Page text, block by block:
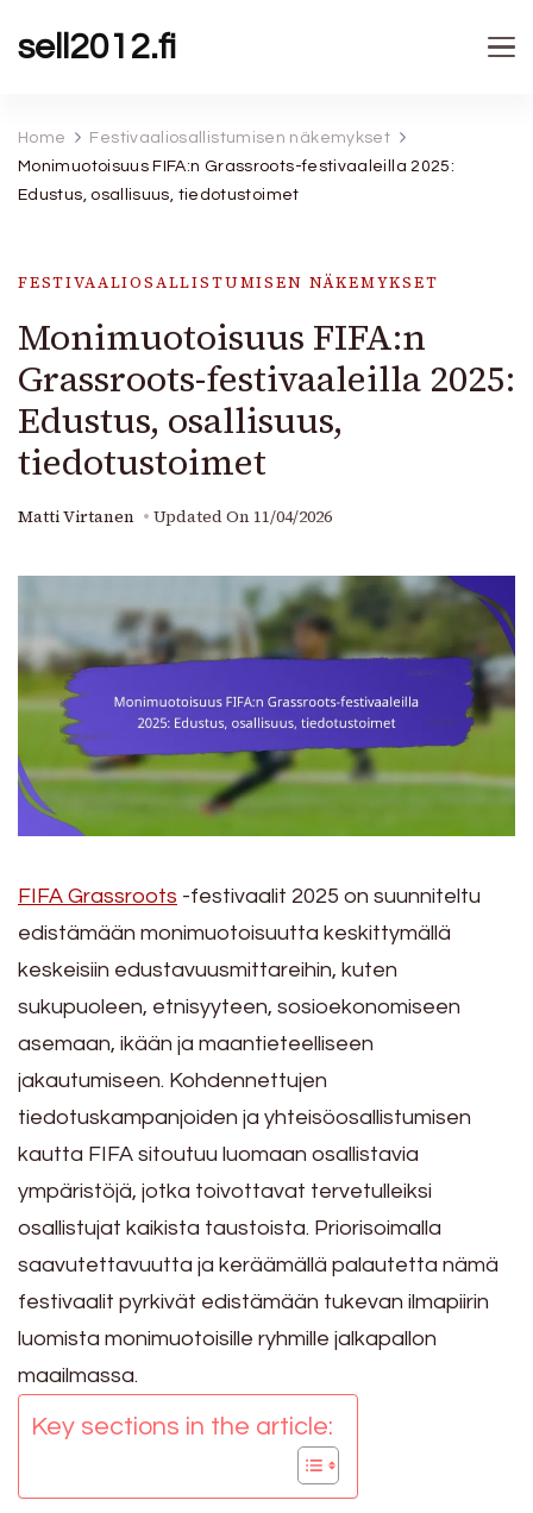
sell2012.fi
Home
Festivaaliosallistumisen näkemykset
Monimuotoisuus FIFA:n Grassroots-festivaaleilla 2025:
Edustus, osallisuus, tiedotustoimet
FESTIVAALIOSALLISTUMISEN NÄKEMYKSET
Monimuotoisuus FIFA:n
Grassroots-festivaaleilla 2025:
Edustus, osallisuus,
tiedotustoimet
Matti Virtanen Updated On 11/04/2026
FIFA Grassroots -festivaalit 2025 on suunniteltu
edistämään monimuotoisuutta keskittymällä
keskeisiin edustavuusmittareihin, kuten
sukupuoleen, etnisyyteen, sosioekonomiseen
asemaan, ikään ja maantieteelliseen
jakautumiseen. Kohdennettujen
tiedotuskampanjoiden ja yhteisöosallistumisen
kautta FIFA sitoutuu luomaan osallistavia
ympäristöjä, jotka toivottavat tervetulleiksi
osallistujat kaikista taustoista. Priorisoimalla
saavutettavuutta ja keräämällä palautetta nämä
festivaalit pyrkivät edistämään tukevan ilmapiirin
luomista monimuotoisille ryhmille jalkapallon
maailmassa.
Key sections in the article: